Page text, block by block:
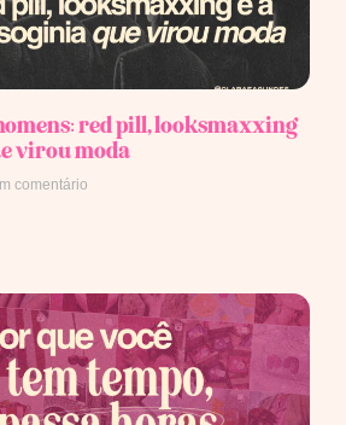
red pill, looksmaxxing
virou moda
comentário